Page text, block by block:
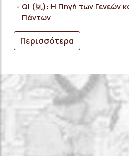
Qi (氣): Η Πηγή των Γενεών
Πάντων
Περισσότερα